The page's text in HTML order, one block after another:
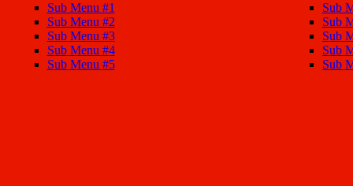
Sub Menu #1
Sub Menu #2
Sub Menu #3
Sub Menu #4
Sub Menu #5
Sub
Sub
Sub
Sub
Sub